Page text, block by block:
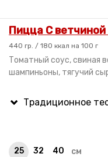
Пицца С ветчиной
440 гр. / 180 ккал на 100 г
Томатный соус, свиная
шампиньоны, тягучий
25 32 40 см